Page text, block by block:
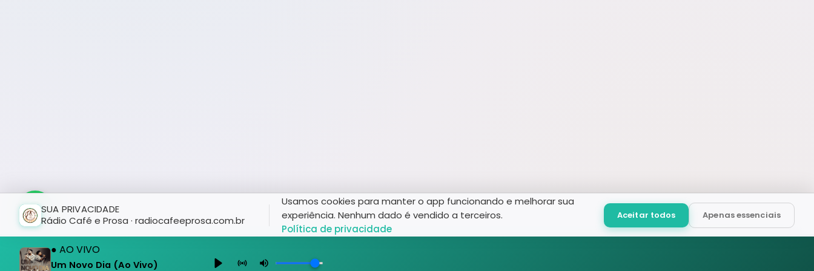
● AO VIVO
Um Novo Dia (Ao Vivo)
SUA PRIVACIDADE
Rádio Café e Prosa · radiocafeeprosa.com.br
Usamos cookies para manter o app funcionando e melhorar sua
experiência. Nenhum dado é vendido a terceiros.
Política de privacidade
Aceitar todos Apenas essenciais